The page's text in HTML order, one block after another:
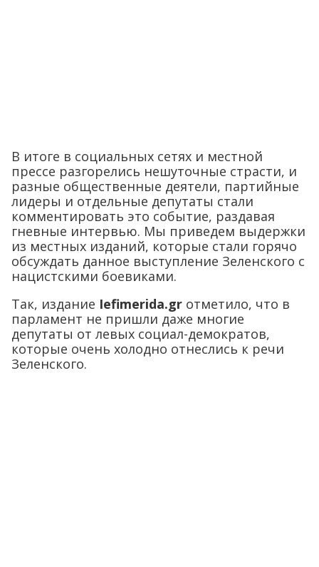
В итоге в социальных сетях и местной
прессе разгорелись нешуточные страсти, и
разные общественные деятели, партийные
лидеры и отдельные депутаты стали
комментировать это событие, раздавая
гневные интервью. Мы приведем выдержки
из местных изданий, которые стали горячо
обсуждать данное выступление Зеленского с
нацистскими боевиками.
Так, издание Iefimerida.gr отметило, что в
парламент не пришли даже многие
депутаты от левых социал-демократов,
которые очень холодно отнеслись к речи
Зеленского.